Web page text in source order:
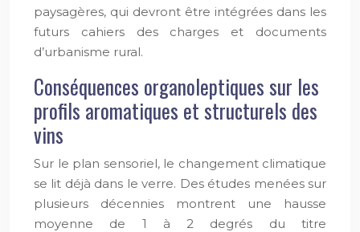
paysagères, qui devront être intégrées dans les
futurs cahiers des charges et documents
d’urbanisme rural.
Conséquences organoleptiques sur les
profils aromatiques et structurels des
vins
Sur le plan sensoriel, le changement climatique
se lit déjà dans le verre. Des études menées sur
plusieurs décennies montrent une hausse
moyenne de 1 à 2 degrés du titre